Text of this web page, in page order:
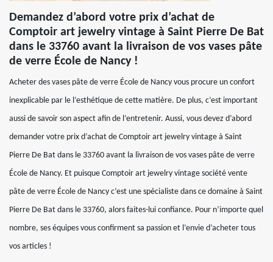
Demandez d’abord votre prix d’achat de
Comptoir art jewelry vintage à Saint Pierre De Bat
dans le 33760 avant la livraison de vos vases pâte
de verre École de Nancy !
Acheter des vases pâte de verre École de Nancy vous procure un confort
inexplicable par le l’esthétique de cette matière. De plus, c’est important
aussi de savoir son aspect afin de l’entretenir. Aussi, vous devez d’abord
demander votre prix d’achat de Comptoir art jewelry vintage à Saint
Pierre De Bat dans le 33760 avant la livraison de vos vases pâte de verre
École de Nancy. Et puisque Comptoir art jewelry vintage société vente
pâte de verre École de Nancy c’est une spécialiste dans ce domaine à Saint
Pierre De Bat dans le 33760, alors faites-lui confiance. Pour n’importe quel
nombre, ses équipes vous confirment sa passion et l’envie d’acheter tous
vos articles !